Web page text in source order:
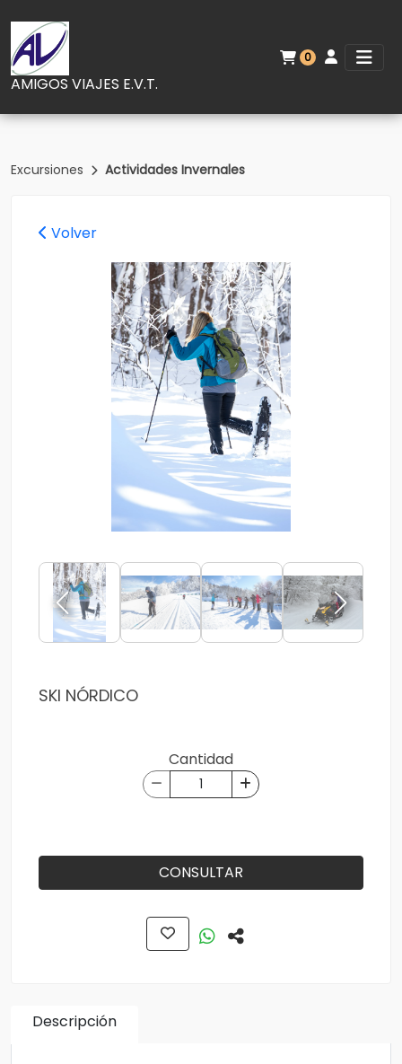
AMIGOS VIAJES E.V.T.
0
Excursiones Actividades Invernales
Volver
SKI NÓRDICO
Cantidad
CONSULTAR
Descripción